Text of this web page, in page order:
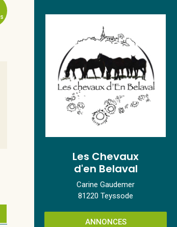
Les Chevaux
d'en Belaval
Carine Gaudemer
81220 Teyssode
ANNONCES